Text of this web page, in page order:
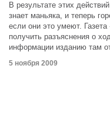
В результате этих
знает маньяка, и теперь
если они это умеют.
получить разъяснения о
информации изданию там
5 ноября 2009